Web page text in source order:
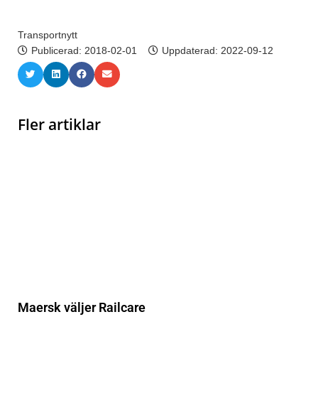
Transportnytt
Publicerad: 2018-02-01 Uppdaterad: 2022-09-12
Fler artiklar
Maersk väljer Railcare